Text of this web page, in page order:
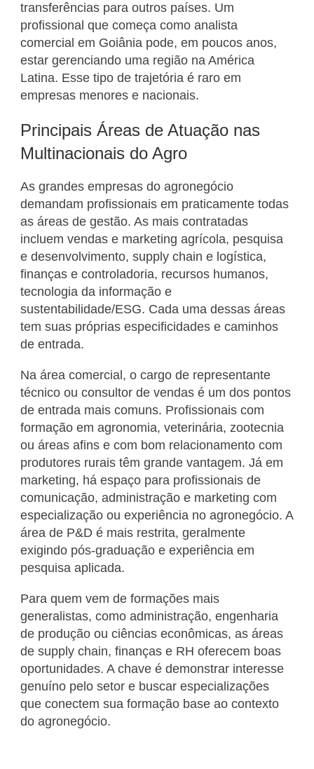
transferências para outros países. Um
profissional que começa como analista
comercial em Goiânia pode, em poucos anos,
estar gerenciando uma região na América
Latina. Esse tipo de trajetória é raro em
empresas menores e nacionais.
Principais Áreas de Atuação nas
Multinacionais do Agro
As grandes empresas do agronegócio
demandam profissionais em praticamente todas
as áreas de gestão. As mais contratadas
incluem vendas e marketing agrícola, pesquisa
e desenvolvimento, supply chain e logística,
finanças e controladoria, recursos humanos,
tecnologia da informação e
sustentabilidade/ESG. Cada uma dessas áreas
tem suas próprias especificidades e caminhos
de entrada.
Na área comercial, o cargo de representante
técnico ou consultor de vendas é um dos pontos
de entrada mais comuns. Profissionais com
formação em agronomia, veterinária, zootecnia
ou áreas afins e com bom relacionamento com
produtores rurais têm grande vantagem. Já em
marketing, há espaço para profissionais de
comunicação, administração e marketing com
especialização ou experiência no agronegócio. A
área de P&D é mais restrita, geralmente
exigindo pós-graduação e experiência em
pesquisa aplicada.
Para quem vem de formações mais
generalistas, como administração, engenharia
de produção ou ciências econômicas, as áreas
de supply chain, finanças e RH oferecem boas
oportunidades. A chave é demonstrar interesse
genuíno pelo setor e buscar especializações
que conectem sua formação base ao contexto
do agronegócio.